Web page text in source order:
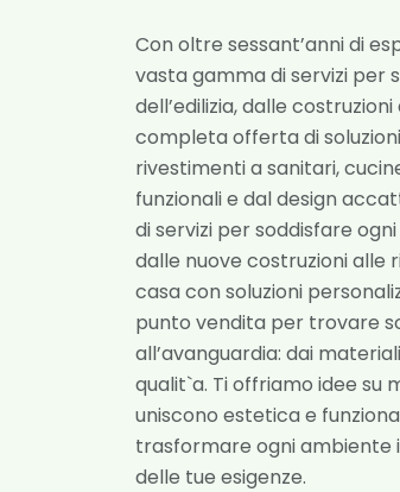
Con oltre sessant’anni di
vasta gamma di servizi per
dell’edilizia, dalle
completa offerta di
rivestimenti a sanitari,
funzionali e dal design
di servizi per soddisfare
dalle nuove costruzioni alle
casa con soluzioni
punto vendita per trovare
all’avanguardia: dai
qualit`a. Ti offriamo idee su
uniscono estetica e
trasformare ogni ambiente
delle tue esigenze.